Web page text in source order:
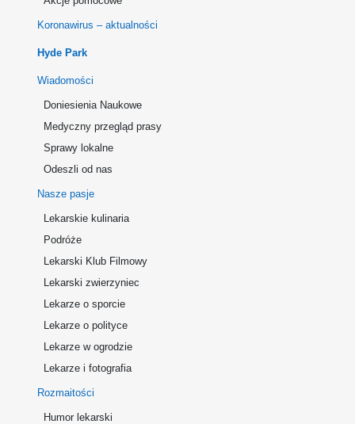
Koronawirus – aktualności
Hyde Park
Wiadomości
Doniesienia Naukowe
Medyczny przegląd prasy
Sprawy lokalne
Odeszli od nas
Nasze pasje
Lekarskie kulinaria
Podróże
Lekarski Klub Filmowy
Lekarski zwierzyniec
Lekarze o sporcie
Lekarze o polityce
Lekarze w ogrodzie
Lekarze i fotografia
Rozmaitości
Humor lekarski